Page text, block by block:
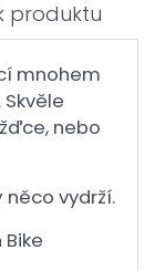
produktu
mnohem
nebo
vydrží.